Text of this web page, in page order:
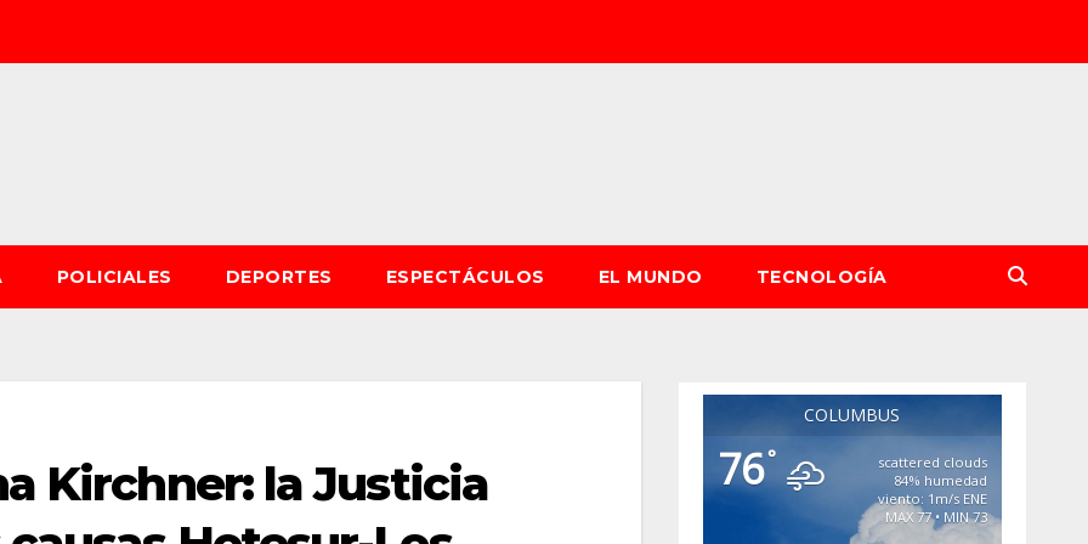
POLICIALES DEPORTES ESPECTÁCULOS EL MUNDO TECNOLOGÍA
Kirchner: la Justicia
COLUMBUS
76°
scattered clouds
84% humedad
viento: 1m/s ENE
MAX 77 • MIN 73